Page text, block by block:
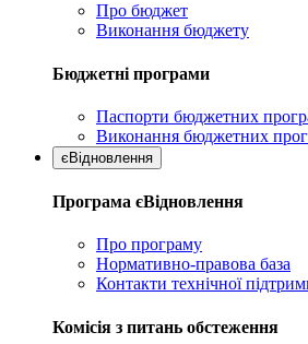
Про бюджет
Виконання бюджету
Бюджетні програми
Паспорти бюджетних
Виконання бюджетних
єВідновлення
Програма єВідновлення
Про програму
Нормативно-правова база
Контакти технічної
Комісія з питань обстеження